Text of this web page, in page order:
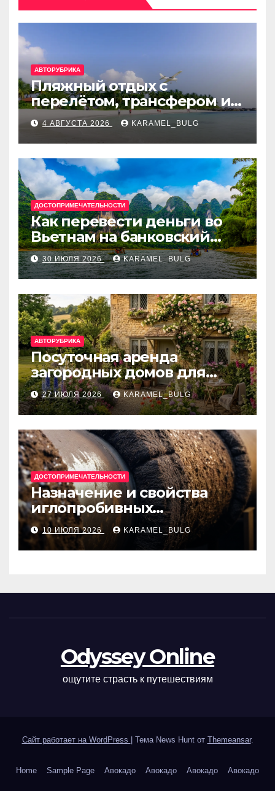
АВТОРУБРИКА
Пляжный отдых с
перелётом, трансфером и
отелем на Мальдивах, в
Турции, Греции, Таиланде
и Европе
4 АВГУСТА 2026 KARAMEL_BULG
ДОСТОПРИМЕЧАТЕЛЬНОСТИ
Как перевести деньги во
Вьетнам на банковский
счёт: VietcomBank, BIDV,
Techcombank и другие
банки
30 ИЮЛЯ 2026 KARAMEL_BULG
АВТОРУБРИКА
Посуточная аренда
загородных домов для
отдыха
27 ИЮЛЯ 2026 KARAMEL_BULG
ДОСТОПРИМЕЧАТЕЛЬНОСТИ
Назначение и свойства
иглопробивных
базальтовых огнеупорных
матов
10 ИЮЛЯ 2026 KARAMEL_BULG
Odyssey Online
ощутите страсть к путешествиям
Сайт работает на WordPress Тема News Hunt от Themeansar.
Home Sample Page Авокадо Авокадо Авокадо Авокадо